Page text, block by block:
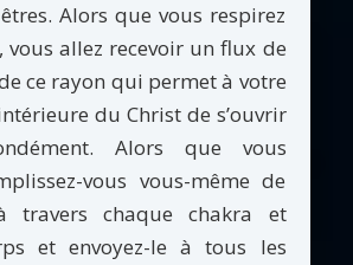
Alors que vous respirez
vous allez recevoir un flux de
ce rayon qui permet à votre
du Christ de s’ouvrir
Alors que vous
vous vous-même de
travers chaque chakra et
et envoyez-le à tous les